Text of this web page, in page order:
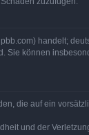
handelt;
Sie können
die auf ein
und der